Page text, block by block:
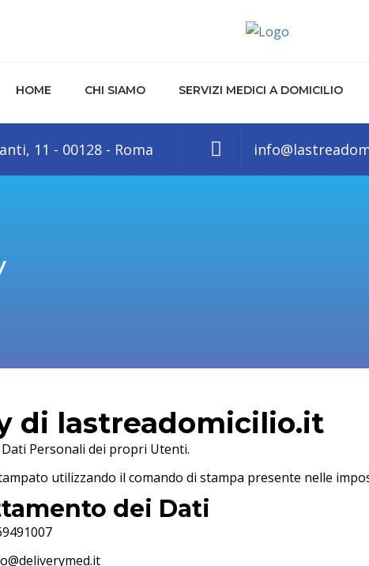
HOME CHI SIAMO SERVIZI MEDICI A DOMICILIO
11 - 00128 - Roma
di lastreadomicilio.it
Personali dei propri Utenti.
utilizzando il comando di stampa presente nelle
dei Dati